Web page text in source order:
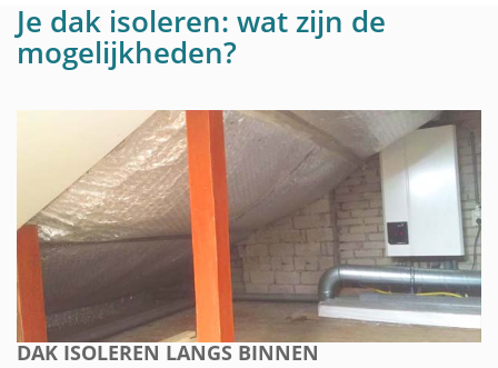
Je dak isoleren: wat zijn de
mogelijkheden?
DAK ISOLEREN LANGS BINNEN